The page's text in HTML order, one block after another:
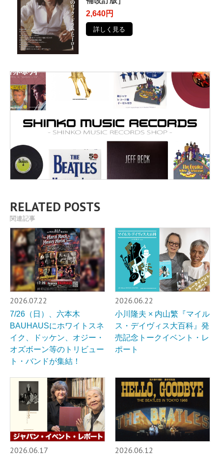
2,640円
詳しく見る
RELATED POSTS
関連記事
2026.07.22
7/26（日）、六本木
BAUHAUSにホワイトスネ
イク、ドッケン、オジー・
オズボーン等のトリビュー
ト・バンドが集結！
2026.06.22
小川隆夫 × 内山繁『マイル
ス・デイヴィス大百科』発
売記念トークイベント・レ
ポート
2026.06.17 2026.06.12